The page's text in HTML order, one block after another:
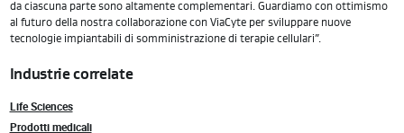
da ciascuna parte sono altamente complementari. Guardiamo con ottimismo
al futuro della nostra collaborazione con ViaCyte per sviluppare nuove
tecnologie impiantabili di somministrazione di terapie cellulari”.
Industrie correlate
Life Sciences
Prodotti medicali